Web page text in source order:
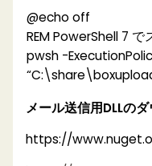
@echo off
REM PowerShell 7
pwsh -
メール送信用DLLの
https://